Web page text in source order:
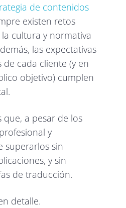
de contenidos
existen retos
cultura y normativa
las expectativas
de cada cliente (y en
objetivo) cumplen
que, a pesar de los
y
superarlos sin
y sin
de traducción.
detalle.